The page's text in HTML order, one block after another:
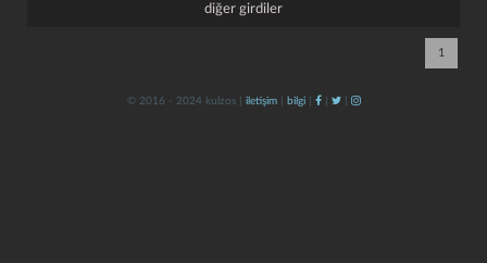
diğer girdiler
1
© 2016 - 2024 kulzos | iletişim| bilgi| | |